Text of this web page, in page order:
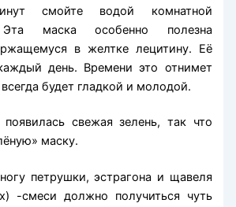
смойте водой комнатной
Эта маска особенно полезна
в желтке лецитину. Её
день. Времени это отнимет
будет гладкой и молодой.
свежая зелень, так что
маску.
петрушки, эстрагона и щавеля
-смеси должно получиться чуть